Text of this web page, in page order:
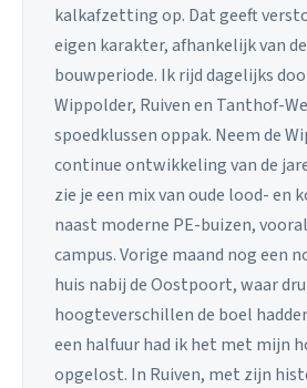
kalkafzetting op. Dat geeft
eigen karakter, afhankelijk van
bouwperiode. Ik rijd dagelijks
Wippolder, Ruiven en Tanthof-
spoedklussen oppak. Neem de
continue ontwikkeling van de
zie je een mix van oude lood- en
naast moderne PE-buizen,
campus. Vorige maand nog een
huis nabij de Oostpoort, waar
hoogteverschillen de boel
een halfuur had ik het met mijn
opgelost. In Ruiven, met zijn